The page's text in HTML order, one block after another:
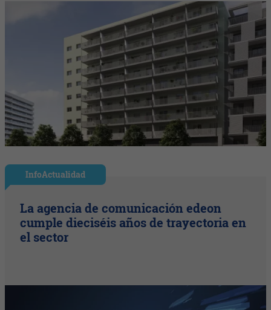
InfoActualidad
La agencia de comunicación edeon
cumple dieciséis años de trayectoria en
el sector